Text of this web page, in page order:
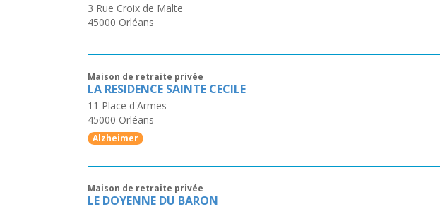
3 Rue Croix de Malte
45000 Orléans
Maison de retraite privée
LA RESIDENCE SAINTE CECILE
11 Place d'Armes
45000 Orléans
Alzheimer
Maison de retraite privée
LE DOYENNE DU BARON